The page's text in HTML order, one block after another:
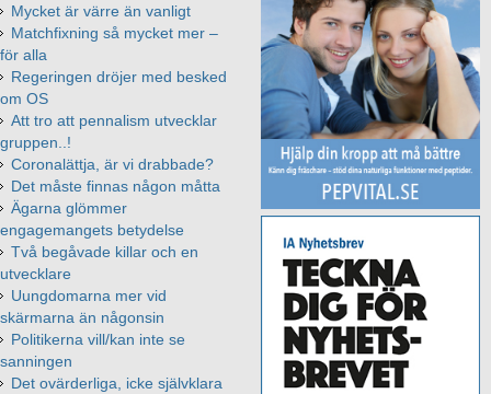
Mycket är värre än vanligt
Matchfixning så mycket mer –
för alla
Regeringen dröjer med besked
om OS
Att tro att pennalism utvecklar
gruppen..!
Coronalättja, är vi drabbade?
Det måste finnas någon måtta
Ägarna glömmer
engagemangets betydelse
Två begåvade killar och en
utvecklare
Uungdomarna mer vid
skärmarna än någonsin
Politikerna vill/kan inte se
sanningen
Det ovärderliga, icke självklara